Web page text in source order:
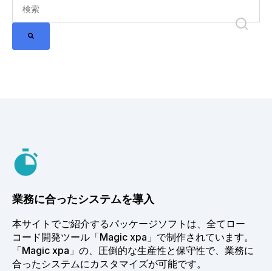
業務に合ったシステムを導入
本サイトでご紹介するパッケージソフトは、全てロー
コード開発ツール「Magic xpa」で制作されています。
「Magic xpa」の、圧倒的な生産性と保守性で、業務に
合ったシステムにカスタマイズが可能です。